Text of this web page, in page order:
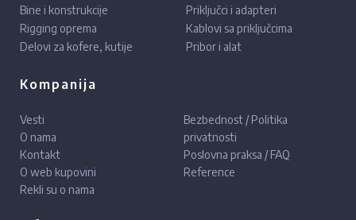
Bine i konstrukcije
Rigging oprema
Delovi za kofere, kutije
Priključci i adapteri
Kablovi sa priključcima
Pribor i alat
Kompanija
Vesti
O nama
Kontakt
O web kupovini
Rekli su o nama
Bezbednost / Politika
privatnosti
Poslovna praksa / FAQ
Reference